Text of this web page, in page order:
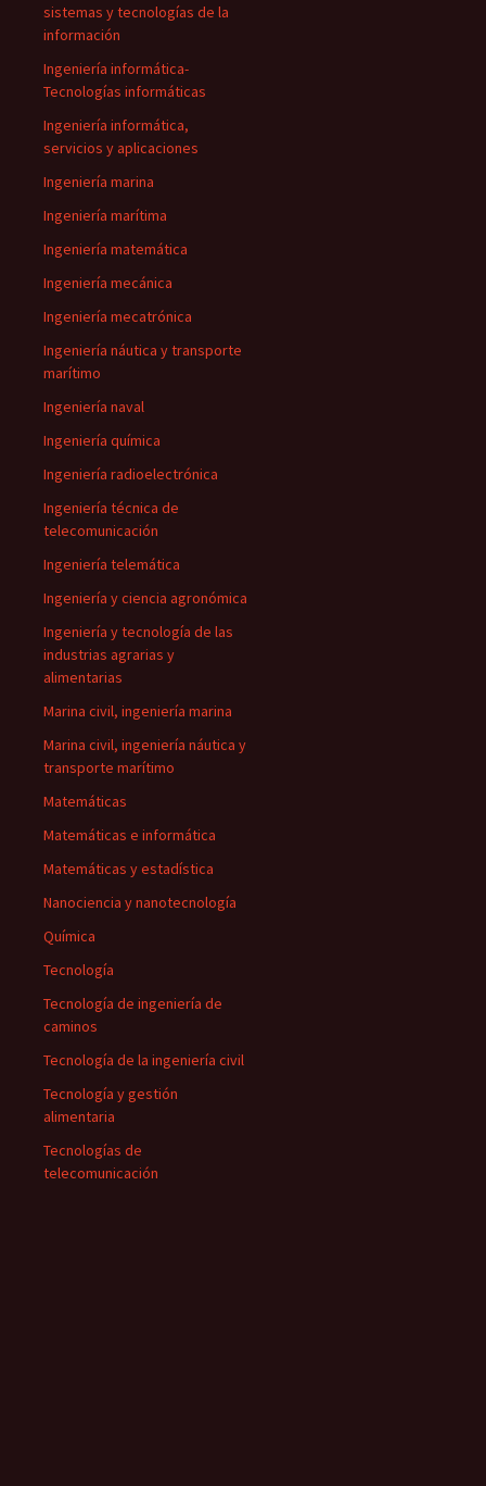
sistemas y tecnologías de la
información
Ingeniería informática-
Tecnologías informáticas
Ingeniería informática,
servicios y aplicaciones
Ingeniería marina
Ingeniería marítima
Ingeniería matemática
Ingeniería mecánica
Ingeniería mecatrónica
Ingeniería náutica y transporte
marítimo
Ingeniería naval
Ingeniería química
Ingeniería radioelectrónica
Ingeniería técnica de
telecomunicación
Ingeniería telemática
Ingeniería y ciencia agronómica
Ingeniería y tecnología de las
industrias agrarias y
alimentarias
Marina civil, ingeniería marina
Marina civil, ingeniería náutica y
transporte marítimo
Matemáticas
Matemáticas e informática
Matemáticas y estadística
Nanociencia y nanotecnología
Química
Tecnología
Tecnología de ingeniería de
caminos
Tecnología de la ingeniería civil
Tecnología y gestión
alimentaria
Tecnologías de
telecomunicación